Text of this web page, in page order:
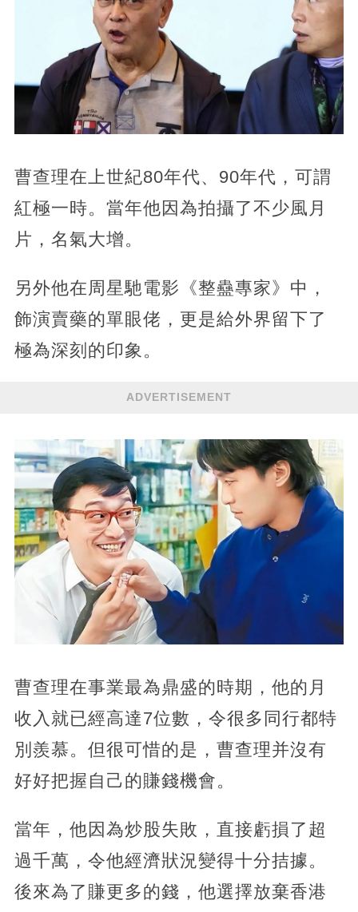
曹查理在上世紀80年代、90年代，可謂
紅極一時。當年他因為拍攝了不少風月
片，名氣大增。
另外他在周星馳電影《整蠱專家》中，
飾演賣藥的單眼佬，更是給外界留下了
極為深刻的印象。
ADVERTISEMENT
曹查理在事業最為鼎盛的時期，他的月
收入就已經高達7位數，令很多同行都特
別羨慕。但很可惜的是，曹查理并沒有
好好把握自己的賺錢機會。
當年，他因為炒股失敗，直接虧損了超
過千萬，令他經濟狀況變得十分拮據。
後來為了賺更多的錢，他選擇放棄香港